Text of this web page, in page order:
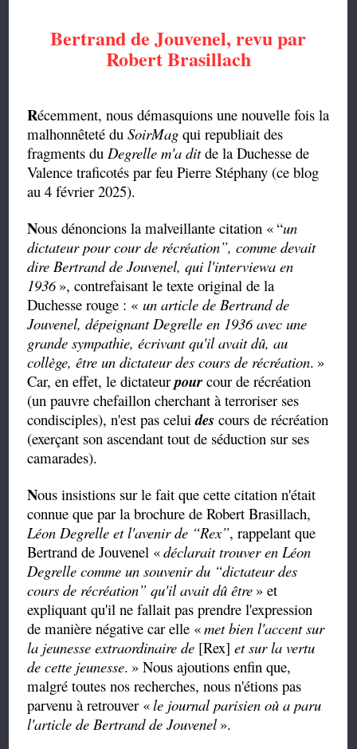
Bertrand de Jouvenel, revu par
Robert Brasillach
Récemment, nous démasquions une nouvelle fois la
malhonnêteté duSoirMag qui republiait des
fragments duDegrelle m'a ditde la Duchesse de
Valence traficotés par feu Pierre Stéphany (ce blog
au 4 février 2025).
Nous dénoncions la malveillante citation «“un
dictateur pour cour de récréation”, comme devait
dire Bertrand de Jouvenel, qui l'interviewa en
1936», contrefaisant le texte original de la
Duchesse rouge : «un article de Bertrand de
Jouvenel, dépeignant Degrelle en 1936 avec une
grande sympathie, écrivant qu'il avait dû, au
collège, être un dictateur des cours de récréation. »
Car, en effet, le dictateurpourcour de récréation
(un pauvre chefaillon cherchant à terroriser ses
condisciples), n'est pas celuides cours de récréation
(exerçant son ascendant tout de séduction sur ses
camarades).
Nous insistions sur le fait que cette citation n'était
connue que par la brochure de Robert Brasillach,
Léon Degrelle et l'avenir de “Rex”, rappelant que
Bertrand de Jouvenel «déclarait trouver en Léon
Degrelle comme un souvenir du “dictateur des
cours de récréation” qu'il avait dû être » et
expliquant qu'il ne fallait pas prendre l'expression
de manière négative car elle «met bien l'accent sur
la jeunesse extraordinaire de [Rex]et sur la vertu
de cette jeunesse. » Nous ajoutions enfin que,
malgré toutes nos recherches, nous n'étions pas
parvenu à retrouver «le journal parisien où a paru
l'article de Bertrand de Jouvenel».